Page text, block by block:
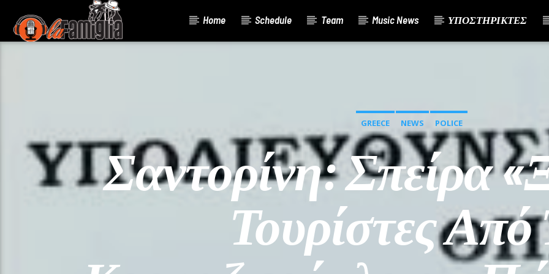
Home Schedule Team Music News ΥΠΟΣΤΗΡΙΚΤΕΣ
GREECE NEWS POLICE
Σαντορίνη: Σπείρα
Τουρίστες Από